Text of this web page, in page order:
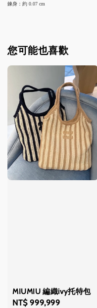
鍊身：約 0.07 cm
您可能也喜歡
MIUMIU 編織ivy托特包
Regular
NT$ 999,999